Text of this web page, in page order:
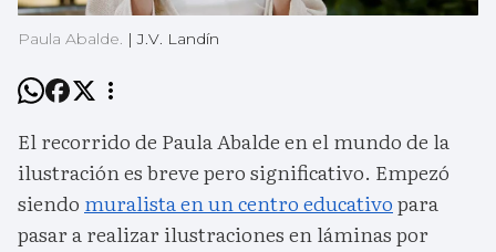
Paula Abalde. |J.V. Landín
El recorrido de Paula Abalde en el mundo de la
ilustración es breve pero significativo. Empezó
siendo muralista en un centro educativopara
pasar a realizar ilustraciones en láminas por